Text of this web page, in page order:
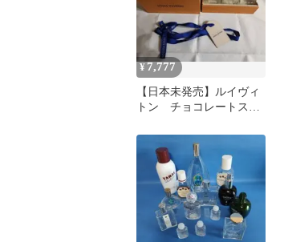
¥ 7,777
【日本未発売】ルイヴィ
トン チョコレートスプ